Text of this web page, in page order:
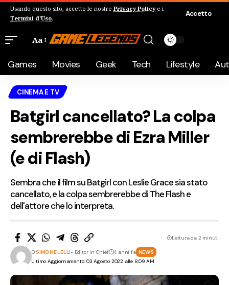
Usando questo sito, accetto le nostre Privacy Policye i
Termini d'Uso.
Accetto
Aa
Games Movies Geek Tech Lifestyle
CINEMA E TV
Batgirl cancellato? La colpa
sembrerebbe di Ezra Miller
(e di Flash)
Sembra che il film su Batgirl con Leslie Grace sia stato
cancellato, e la colpa sembrerebbe di The Flash e
dell'attore che lo interpreta.
Ultimo Aggiornamento: 03 Agosto 2022 alle 8:09 AM
DiSIMONE LELLI- Editor in Chief 4 anni fa NEWS
Lettura da 2 minuti